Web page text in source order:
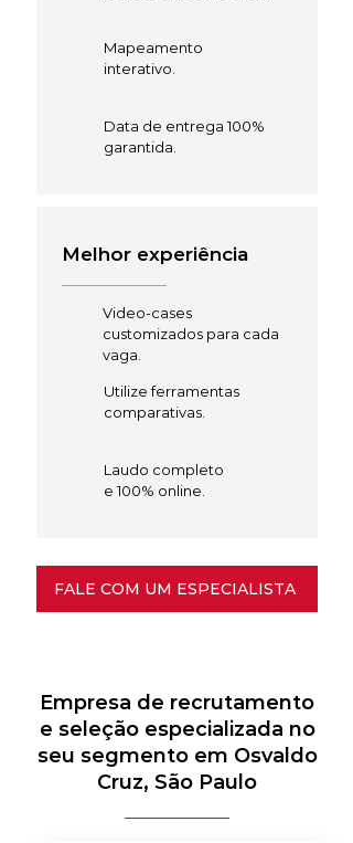
Mapeamento
interativo.
Data de entrega 100%
garantida.
Melhor experiência
Video-cases
customizados para cada
vaga.
Utilize ferramentas
comparativas.
Laudo completo
e 100% online.
FALE COM UM ESPECIALISTA
Empresa de recrutamento
e seleção especializada no
seu segmento em Osvaldo
Cruz, São Paulo